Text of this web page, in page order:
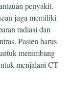
penyakit.
juga memiliki
radiasi dan
Pasien harus
menimbang
menjalani CT